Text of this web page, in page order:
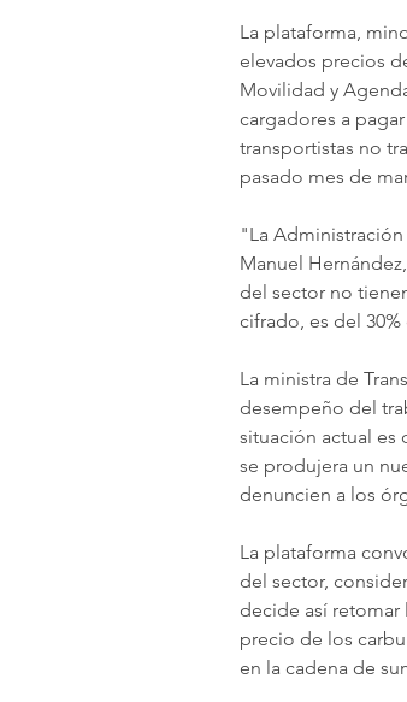
La plataforma,
elevados precios
Movilidad y
cargadores a
transportistas no
pasado mes de
"La
Manuel
del sector no
cifrado, es del
La ministra de
desempeño del
situación actual es
se produjera un
denuncien a los
La plataforma
del sector,
decide así retomar
precio de los
en la cadena de